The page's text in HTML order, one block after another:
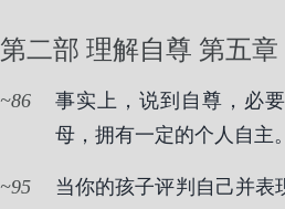
第二部 理解自尊 第五
86
事实上，说到自尊，必
母，拥有一定的个人自主。
95
当你的孩子评判自己并表